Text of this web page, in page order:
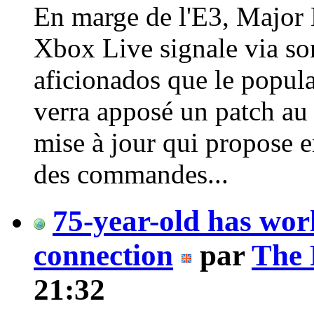
En marge de l'E3,
Xbox Live signale via
aficionados que le
verra apposé un patch
mise à jour qui propose
des commandes...
75-year-old has
connection
parThe
21:32